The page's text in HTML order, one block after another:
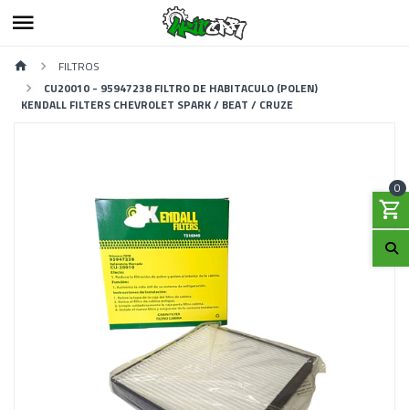
0
FILTROS
CU20010 - 95947238 FILTRO DE HABITACULO (POLEN)
KENDALL FILTERS CHEVROLET SPARK / BEAT / CRUZE